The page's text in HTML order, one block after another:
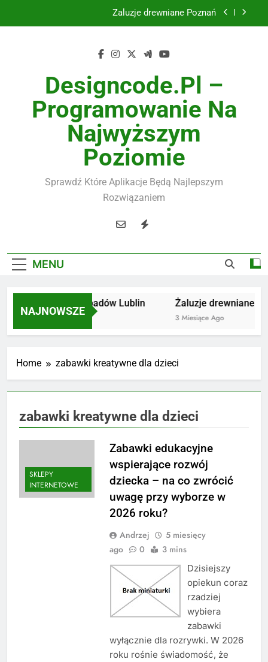
Żaluzje drewniane Poznań
Utylizacja odpadów Lublin
Żaluzje drewniane Poznań
Instalacje elektryczne Gdańsk
Wysokiej jakości spławik elektryczny
Designcode.pl –
Programowanie Na
Najwyższym
Poziomie
Sprawdź Które Aplikacje Będą Najlepszym
Rozwiązaniem
MENU
NAJNOWSZE
Utylizacja odpadów Lublin
2 Miesiące Ago
Żaluzje drewniane
3 Miesiące Ago
Home zabawki kreatywne dla dzieci
zabawki kreatywne dla dzieci
SKLEPY
INTERNETOWE
Zabawki edukacyjne
wspierające rozwój
dziecka – na co zwrócić
uwagę przy wyborze w
2026 roku?
Andrzej
5 miesięcy
ago
0 3 mins
Dzisiejszy
opiekun coraz
rzadziej
wybiera
zabawki
wyłącznie dla rozrywki. W 2026
roku rośnie świadomość, że